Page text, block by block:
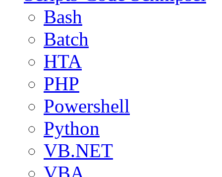
Bash
Batch
HTA
PHP
Powershell
Python
VB.NET